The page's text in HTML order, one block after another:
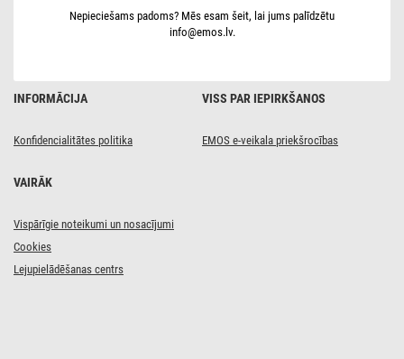
INFORMĀCIJA
Konfidencialitātes politika
VISS PAR IEPIRKŠANOS
EMOS e-veikala priekšrocības
VAIRĀK
Vispārīgie noteikumi un nosacījumi
Cookies
Lejupielādēšanas centrs
Nepieciešams padoms? Mēs esam šeit, lai jums palīdzētu
info@emos.lv.